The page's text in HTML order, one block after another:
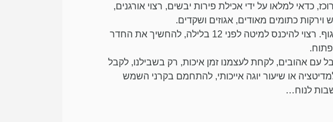
כדאי למלאו על ידי אכילת פירות יבשים, רצוי אורגנים,
וירקות כתומים מאודים, אגוזים ושקדים.
שינה מספקת מחזקת את הגוף. רצוי להיכנס למיטה לפני 12 בלילה, להחשיך את החדר
פתוח.
עם אהובים, לקחת לעצמנו זמן איכות, רק בשבילנו, לקבל
או שיעור יוגה אייכותי, להתחמם בקרני השמש
לנוח…